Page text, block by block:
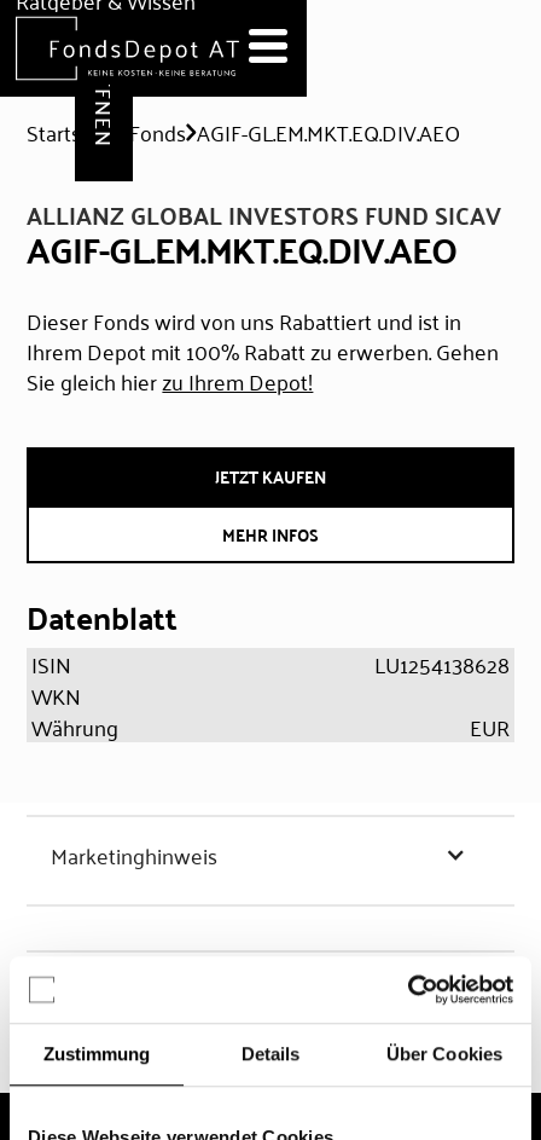
Zustimmung Details Über Cookies
Hilfe & Formulare
DEPOT ERÖFFNEN
Startseite Fonds AGIF-GL.EM.MKT.EQ.DIV.AEO
ALLIANZ GLOBAL INVESTORS FUND SICAV
AGIF-GL.EM.MKT.EQ.DIV.AEO
Dieser Fonds wird von uns Rabattiert und ist in
Ihrem Depot mit 100% Rabatt zu erwerben. Gehen
Sie gleich hierzu Ihrem Depot!
JETZT KAUFEN
MEHR INFOS
Datenblatt
ISIN
LU1254138628
WKN
Währung
EUR
Marketinghinweis
Chancen & Risiken